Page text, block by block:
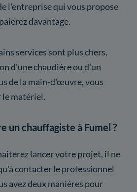
l'entreprise qui vous propose
davantage.
services sont plus chers,
d'une chaudière ou d'un
de la main-d'œuvre, vous
le matériel.
un chauffagiste à Fumel ?
lancer votre projet, il ne
contacter le professionnel
avez deux manières pour